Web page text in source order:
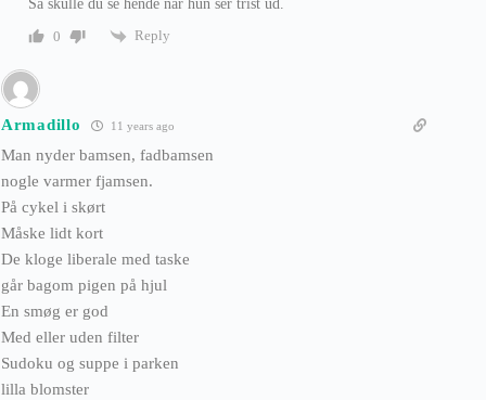
Så skulle du se hende når hun ser trist ud.
0
Reply
Armadillo 11 years ago
Man nyder bamsen, fadbamsen
nogle varmer fjamsen.
På cykel i skørt
Måske lidt kort
De kloge liberale med taske
går bagom pigen på hjul
En smøg er god
Med eller uden filter
Sudoku og suppe i parken
lilla blomster